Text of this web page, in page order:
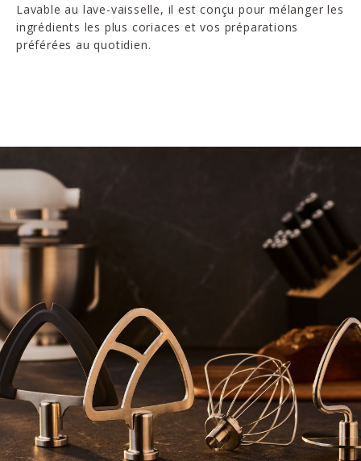
Lavable au lave-vaisselle, il est conçu pour mélanger les
ingrédients les plus coriaces et vos préparations
préférées au quotidien.